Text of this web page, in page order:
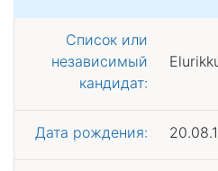
Список или
независимый
кандидат:
Дата рождения: